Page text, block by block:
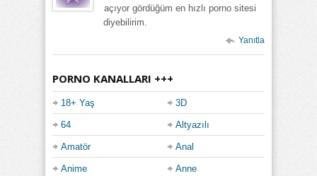
açıyor gördüğüm en hızlı porno sitesi
diyebilirim.
Yanıtla
PORNO KANALLARI +++
18+ Yaş 3D
64 Altyazılı
Amatör Anal
Anime Anne